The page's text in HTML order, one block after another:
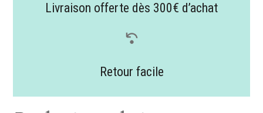
Livraison offerte dès 300€ d’achat
Retour facile